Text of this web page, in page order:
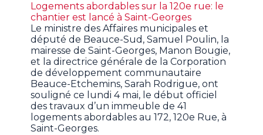
Logements abordables sur la 120e rue: le
chantier est lancé à Saint-Georges
Le ministre des Affaires municipales et
député de Beauce-Sud, Samuel Poulin, la
mairesse de Saint-Georges, Manon Bougie,
et la directrice générale de la Corporation
de développement communautaire
Beauce-Etchemins, Sarah Rodrigue, ont
souligné ce lundi 4 mai, le début officiel
des travaux d’un immeuble de 41
logements abordables au 172, 120e Rue, à
Saint-Georges.